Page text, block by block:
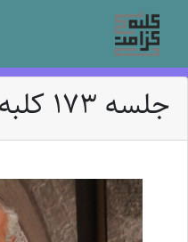
جلسه 173 کلبه کرامت